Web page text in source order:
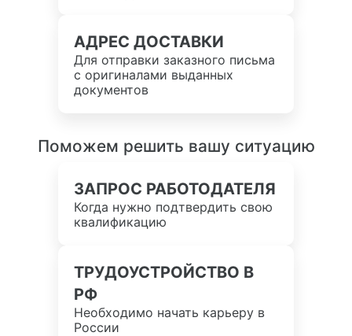
АДРЕС ДОСТАВКИ
Для отправки заказного письма
с оригиналами выданных
документов
Поможем решить вашу ситуацию
ЗАПРОС РАБОТОДАТЕЛЯ
Когда нужно подтвердить свою
квалификацию
ТРУДОУСТРОЙСТВО В
РФ
Необходимо начать карьеру в
России